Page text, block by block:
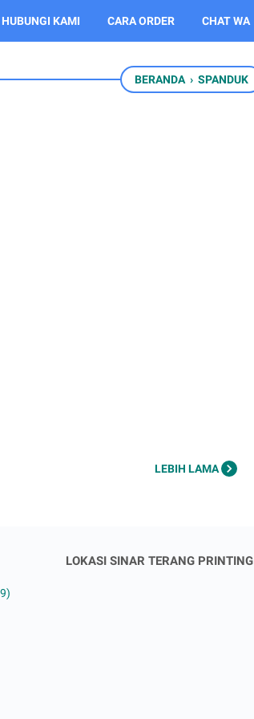
HUBUNGI KAMI CARA ORDER CHAT WA
BERANDA › SPANDUK
LEBIH LAMA
LOKASI SINAR TERANG PRINTING